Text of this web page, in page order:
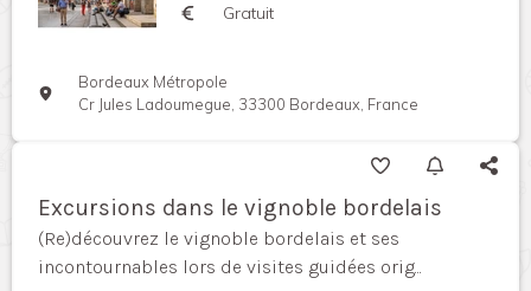
Gratuit
Bordeaux Métropole
Cr Jules Ladoumegue, 33300 Bordeaux, France
Excursions dans le vignoble bordelais
(Re)découvrez le vignoble bordelais et ses
incontournables lors de visites guidées orig...